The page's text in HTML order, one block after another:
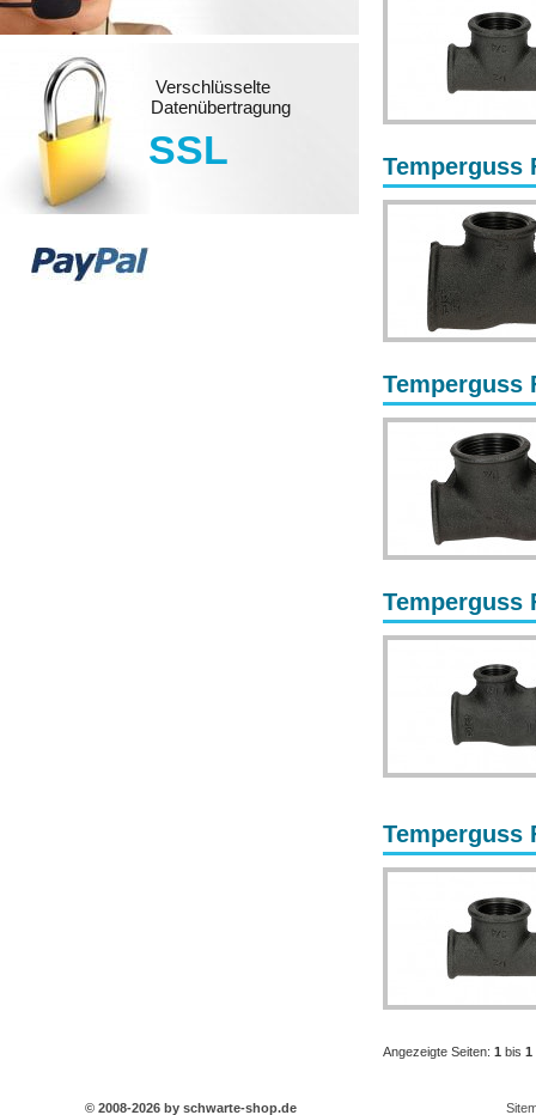
Temperguss
Temperguss
Temperguss
Temperguss
Angezeigte Seiten: 1 bis 1
Verschlüsselte
Datenübertragung
SSL
© 2008-2026 by schwarte-shop.de